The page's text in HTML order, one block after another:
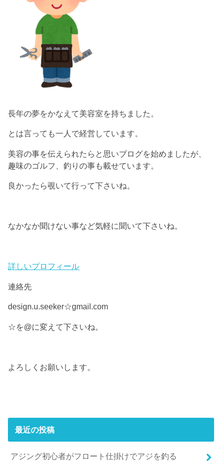
長年の夢をかなえて美容室を持ちました。
とは言っても一人で経営しています。
美容の事を伝えられたらと思いブログを始めましたが、
趣味のゴルフ、釣りの事も載せています。
良かったら覗いて行って下さいね。
なかなか聞けない事など気軽に聞いて下さいね。
詳しいプロフィール
連絡先
design.u.seeker☆gmail.com
☆を@に変えて下さいね。
よろしくお願いします。
最近の投稿
アジング初心者がフロート仕掛けでアジを釣る